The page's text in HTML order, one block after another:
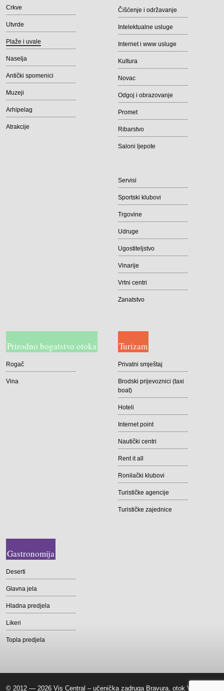
Crkve
Utvrde
Plaže i uvale
Naselja
Antički spomenici
Muzeji
Arhipelag
Atrakcije
Čišćenje i održavanje
Intelektualne usluge
Internet i www usluge
Kultura
Novac
Odgoj i obrazovanje
Promet
Ribarstvo
Saloni ljepote
Servisi
Sportski klubovi
Trgovine
Udruge
Ugostiteljstvo
Vinarije
Vrtni centri
Zanatstvo
Prirodno bogatstvo otoka
Rogač
Vina
Turizam
Privatni smještaj
Brodski prijevoznici (taxi
boat)
Hoteli
Internet point
Nautički centri
Rent it all
Ronilački klubovi
Turističke agencije
Turističke zajednice
Gastronomija
Deserti
Glavna jela
Hladna predjela
Likeri
Topla predjela
© 2012 — 2026 Vis Central – učenička zadruga Bravura, otok Vis |